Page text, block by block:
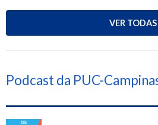
VER TODAS
Podcast da PUC-